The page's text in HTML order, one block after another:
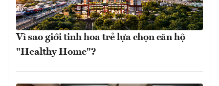
Vì sao giới tinh hoa trẻ lựa chọn căn hộ
"Healthy Home"?